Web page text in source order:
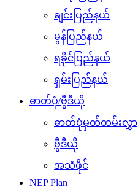
ချင်းပြည်နယ်
မွန်ပြည်နယ်
ရခိုင်ပြည်နယ်
ရှမ်းပြည်နယ်
ဓာတ်ပုံ/ဗွီဒီယို
ဓာတ်ပုံမှတ်တမ်းလွှာ
ဗွီဒီယို
အသံဖိုင်
NEP Plan